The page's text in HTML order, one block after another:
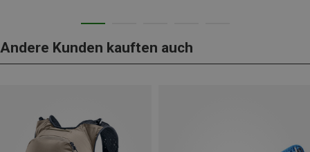
Andere Kunden kauften auch